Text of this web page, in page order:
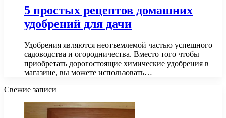
5 простых рецептов домашних
удобрений для дачи
Удобрения являются неотъемлемой частью успешного
садоводства и огородничества. Вместо того чтобы
приобретать дорогостоящие химические удобрения в
магазине, вы можете использовать…
Свежие записи